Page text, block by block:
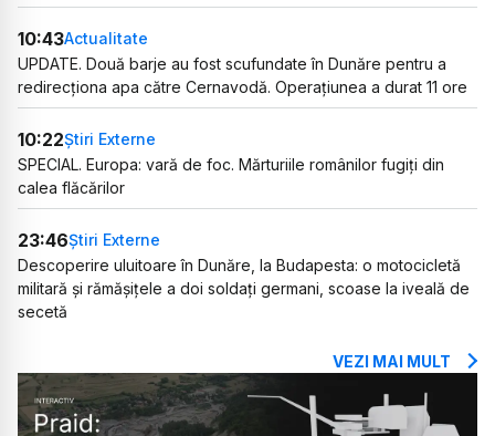
10:43Actualitate
UPDATE. Două barje au fost scufundate în Dunăre pentru a
redirecționa apa către Cernavodă. Operațiunea a durat 11 ore
10:22Știri Externe
SPECIAL. Europa: vară de foc. Mărturiile românilor fugiți din
calea flăcărilor
23:46Știri Externe
Descoperire uluitoare în Dunăre, la Budapesta: o motocicletă
militară și rămășițele a doi soldați germani, scoase la iveală de
secetă
VEZI MAI MULT